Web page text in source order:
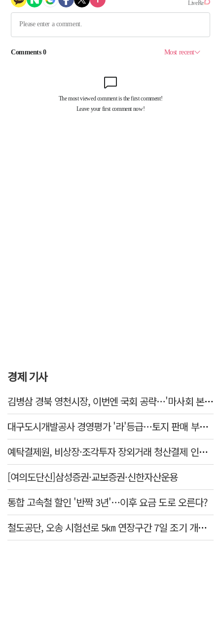
경제 기사
김병삼 경북 영천시장, 이번엔 국회 공략…'마사회 본사 이전·광역교통망 확충' 요청
대구도시개발공사 경영평가 '라'등급…토지 판매 부진에 1년 만에 두 단계 '뚝'
예탁결제원, 비상장·조각투자 장외거래 청산결제 인프라 구축 착수…연내 가동
[여의도단신]삼성증권·교보증권·신한자산운용
통합 고속철 할인 '반짝 3년'…이후 요금 도로 오른다?
철도공단, 오송 시험선로 5㎞ 연장구간 7일 조기 개통…LA 메트로 사업 지원